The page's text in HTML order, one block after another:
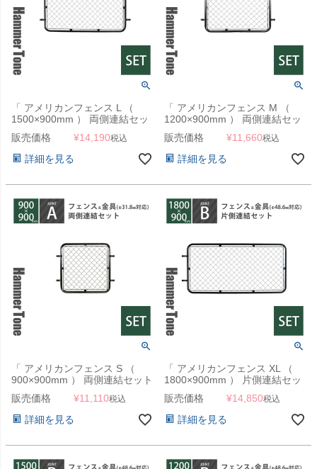
「 アメリカンフェンス L （
1500×900mm ） 両側連結セッ
ト A （ フェンス L + ジョイン
ト A 4個 ） ハンマートーンブラ
ック 」
販売価格 ¥14,190税込
詳細を見る
「 アメリカンフェンス M （
1200×900mm ） 両側連結セッ
ト A （ フェンス M + ジョイン
ト A 4個 ） ハンマートーンブラ
ック 」
販売価格 ¥11,660税込
詳細を見る
「 アメリカンフェンス S （
900×900mm ） 両側連結セット
A （ フェンス S + ジョイント A
4個 ） ハンマートーンブラック
」
販売価格 ¥11,110税込
詳細を見る
「 アメリカンフェンス XL （
1800×900mm ） 片側連結セッ
ト B （ フェンス XL + ジョイン
ト B 2個 ） ハンマートーンブ
ラック 」
販売価格 ¥14,850税込
詳細を見る